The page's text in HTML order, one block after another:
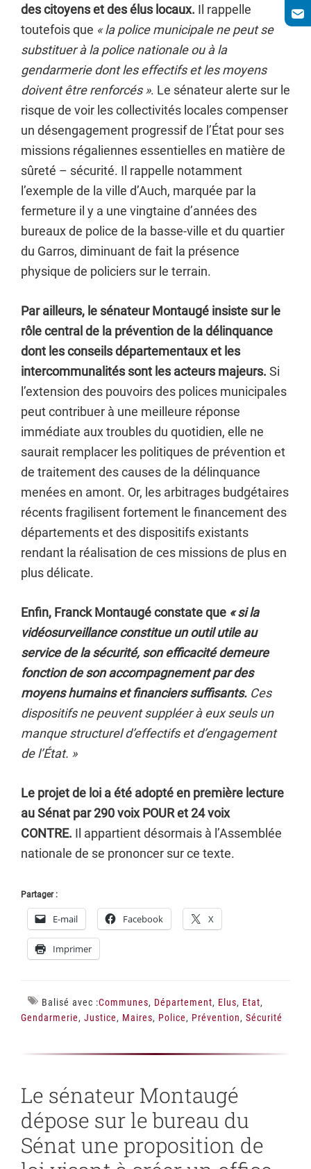
des citoyens et des élus locaux. Il rappelle
toutefois que « la police municipale ne peut se
substituer à la police nationale ou à la
gendarmerie dont les effectifs et les moyens
doivent être renforcés ». Le sénateur alerte sur le
risque de voir les collectivités locales compenser
un désengagement progressif de l’État pour ses
missions régaliennes essentielles en matière de
sûreté – sécurité. Il rappelle notamment
l’exemple de la ville d’Auch, marquée par la
fermeture il y a une vingtaine d’années des
bureaux de police de la basse-ville et du quartier
du Garros, diminuant de fait la présence
physique de policiers sur le terrain.
Par ailleurs, le sénateur Montaugé insiste sur le
rôle central de la prévention de la délinquance
dont les conseils départementauxet les
intercommunalités sont les acteurs majeurs. Si
l’extension des pouvoirs des polices municipales
peut contribuer à une meilleure réponse
immédiate aux troubles du quotidien, elle ne
saurait remplacer les politiques de prévention et
de traitement des causes de la délinquance
menées en amont. Or, les arbitrages budgétaires
récents fragilisent fortement le financement des
départements et des dispositifs existants
rendant la réalisation de ces missions de plus en
plus délicate.
Enfin, Franck Montaugé constate que « si la
vidéosurveillance constitue un outil utile au
service de la sécurité, son efficacité demeure
fonction de son accompagnement par des
moyens humains et financiers suffisants. Ces
dispositifs ne peuvent suppléer à eux seuls un
manque structurel d’effectifs et d’engagement
de l’État. »
Le projet de loi a été adopté en première lecture
au Sénat par 290 voix POUR et 24 voix
CONTRE. Il appartient désormais à l’Assemblée
nationale de se prononcer sur ce texte.
Partager :
E-mail Facebook X
Imprimer
Balisé avec :Communes, Département, Elus, Etat,
Gendarmerie, Justice, Maires, Police, Prévention, Sécurité
Le sénateur Montaugé
dépose sur le bureau du
Sénat une proposition de